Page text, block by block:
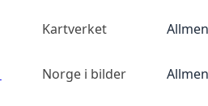
Kartverket
Norge i bilder